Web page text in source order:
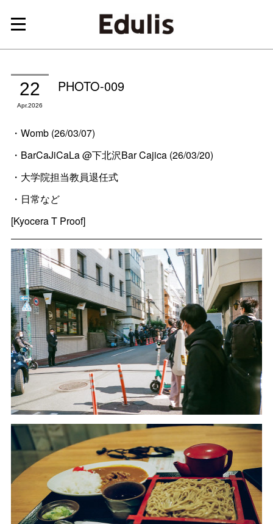
22
Apr 2026
PHOTO-009
・Womb (26/03/07)
・BarCaJiCaLa @下北沢Bar Cajica (26/03/20)
・大学院担当教員退任式
・日常など
[Kyocera T Proof]